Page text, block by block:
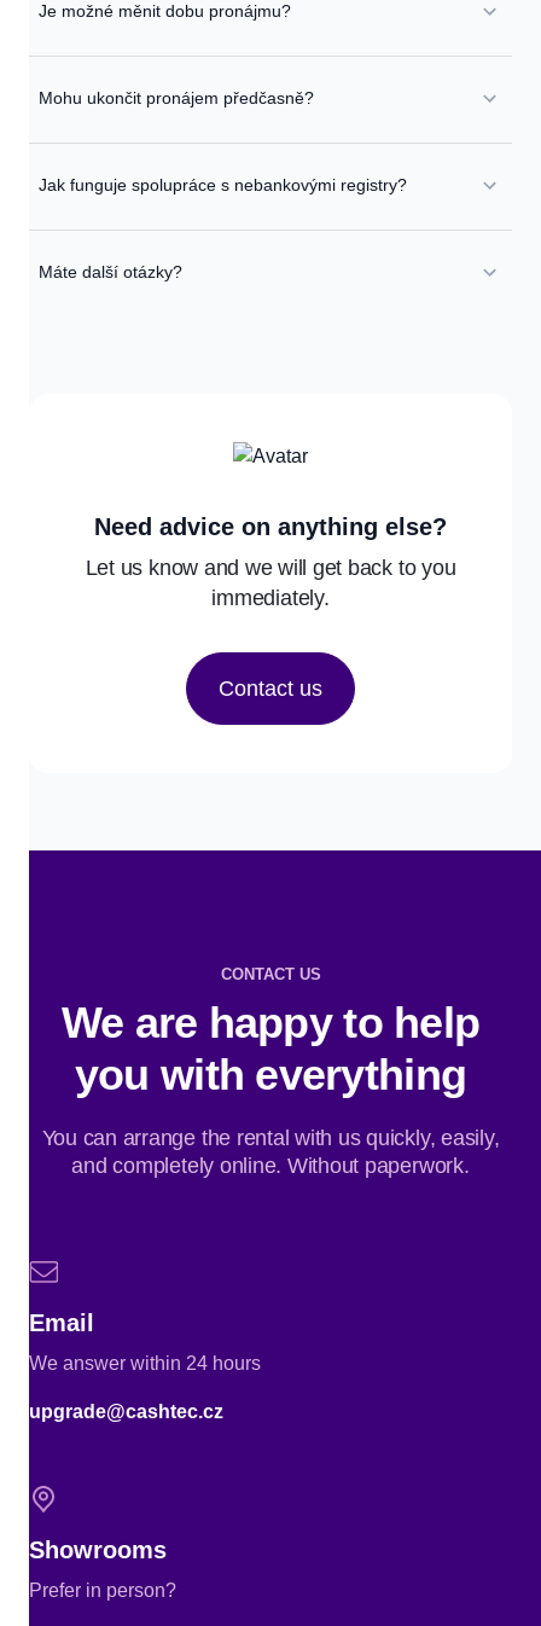
Je možné měnit dobu pronájmu?
Mohu ukončit pronájem předčasně?
Jak funguje spolupráce s nebankovými registry?
Máte další otázky?
Need advice on anything else?
Let us know and we will get back to you
immediately.
Contact us
CONTACT US
We are happy to help
you with everything
You can arrange the rental with us quickly, easily,
and completely online. Without paperwork.
Email
We answer within 24 hours
upgrade@cashtec.cz
Showrooms
Prefer in person?